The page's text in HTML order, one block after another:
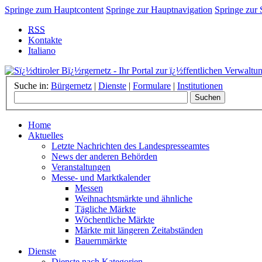
Springe zum Hauptcontent Springe zur Hauptnavigation Springe zur
RSS
Kontakte
Italiano
Suche in: Bürgernetz | Dienste | Formulare | Institutionen
Home
Aktuelles
Letzte Nachrichten des Landespresseamtes
News der anderen Behörden
Veranstaltungen
Messe- und Marktkalender
Messen
Weihnachtsmärkte und ähnliche
Tägliche Märkte
Wöchentliche Märkte
Märkte mit längeren Zeitabständen
Bauernmärkte
Dienste